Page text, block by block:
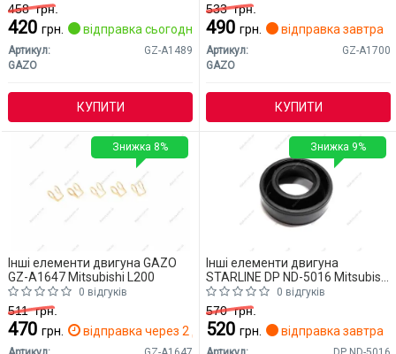
458грн.
420 грн. відправка сьогодні
Артикул:
GZ-A1489
GAZO
КУПИТИ
533грн.
490 грн. відправка завтра
Артикул:
GZ-A1700
GAZO
КУПИТИ
Інші елементи двигуна GAZO
GZ-A1647 Mitsubishi L200
0 відгуків
511грн.
470 грн. відправка через 2 дн.
Знижка 8%
Інші елементи двигуна
STARLINE DP ND-5016 Mitsubishi
L200
0 відгуків
570грн.
520 грн. відправка завтра
Знижка 9%